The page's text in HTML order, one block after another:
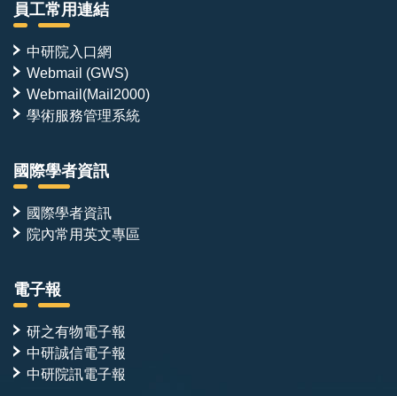
員工常用連結
中研院入口網
Webmail (GWS)
Webmail(Mail2000)
學術服務管理系統
國際學者資訊
國際學者資訊
院內常用英文專區
電子報
研之有物電子報
中研誠信電子報
中研院訊電子報